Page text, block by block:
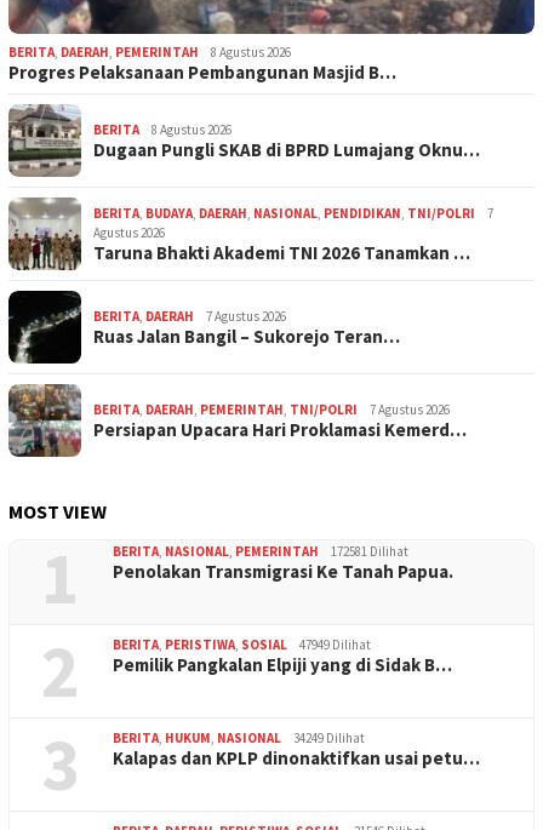
BERITA DAERAH PEMERINTAH 8 Agustus 2026
Progres Pelaksanaan Pembangunan Masjid B…
BERITA 8 Agustus 2026
Dugaan Pungli SKAB di BPRD Lumajang Oknu…
BERITA BUDAYA DAERAH NASIONAL PENDIDIKAN TNI/POLRI
7
Agustus 2026
Taruna Bhakti Akademi TNI 2026 Tanamkan …
BERITA DAERAH 7 Agustus 2026
Ruas Jalan Bangil – Sukorejo Teran…
BERITA DAERAH PEMERINTAH TNI/POLRI 7 Agustus 2026
Persiapan Upacara Hari Proklamasi Kemerd…
MOST VIEW
1 BERITA NASIONAL PEMERINTAH 172581 Dilihat
Penolakan Transmigrasi Ke Tanah Papua.
2 BERITA PERISTIWA SOSIAL 47949 Dilihat
Pemilik Pangkalan Elpiji yang di Sidak B…
3 BERITA HUKUM NASIONAL 34249 Dilihat
Kalapas dan KPLP dinonaktifkan usai petu…